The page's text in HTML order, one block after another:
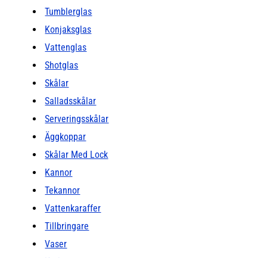
Tumblerglas
Konjaksglas
Vattenglas
Shotglas
Skålar
Salladsskålar
Serveringsskålar
Äggkoppar
Skålar Med Lock
Kannor
Tekannor
Vattenkaraffer
Tillbringare
Vaser